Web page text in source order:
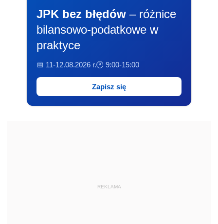
JPK bez błędów – różnice
bilansowo-podatkowe w
praktyce
📅 11-12.08.2026 r.🕐 9:00-15:00
Zapisz się
REKLAMA